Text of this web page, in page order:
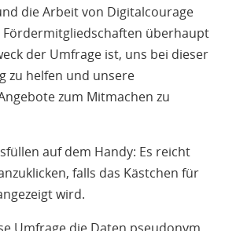
die Arbeit von Digitalcourage
überhaupt
der Umfrage ist, uns bei dieser
zu helfen und unsere
zum Mitmachen zu
auf dem Handy: Es reicht
falls das Kästchen für
wird.